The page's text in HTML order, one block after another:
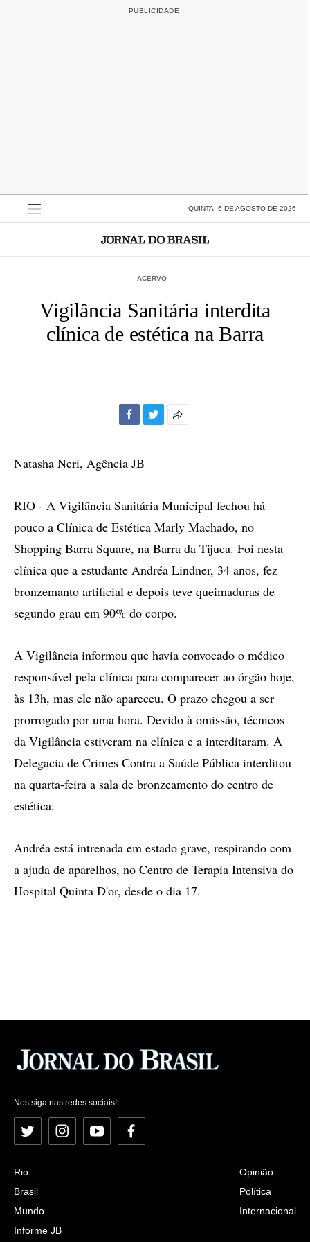
QUINTA, 6 DE AGOSTO DE 2026
ACERVO
Vigilância Sanitária interdita
clínica de estética na Barra
Natasha Neri, Agência JB
RIO - A Vigilância Sanitária Municipal fechou há
pouco a Clínica de Estética Marly Machado, no
Shopping Barra Square, na Barra da Tijuca. Foi nesta
clínica que a estudante Andréa Lindner, 34 anos, fez
bronzemanto artificial e depois teve queimaduras de
segundo grau em 90% do corpo.
A Vigilância informou que havia convocado o médico
responsável pela clínica para comparecer ao órgão hoje,
às 13h, mas ele não apareceu. O prazo chegou a ser
prorrogado por uma hora. Devido à omissão, técnicos
da Vigilância estiveram na clínica e a interditaram. A
Delegacia de Crimes Contra a Saúde Pública interditou
na quarta-feira a sala de bronzeamento do centro de
estética.
Andréa está intrenada em estado grave, respirando com
a ajuda de aparelhos, no Centro de Terapia Intensiva do
Hospital Quinta D'or, desde o dia 17.
Nos siga nas redes sociais!
Twitter InstagramYouTubeFacebook
Rio
Brasil
Mundo
Informe JB
Opinião
Política
Internacional